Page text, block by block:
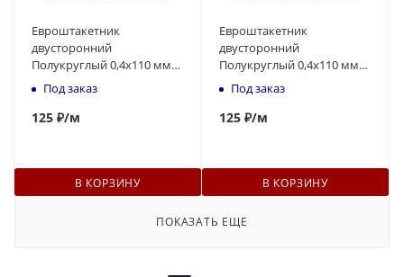
Евроштакетник
двусторонний
Полукруглый 0,4x110 мм
зелёный RAL 6005 1м
Под заказ
125 ₽/м
В КОРЗИНУ
Евроштакетник
двусторонний
Полукруглый 0,4x110 мм
вишневый RAL 3005 1м
Под заказ
125 ₽/м
В КОРЗИНУ
ПОКАЗАТЬ ЕЩЕ